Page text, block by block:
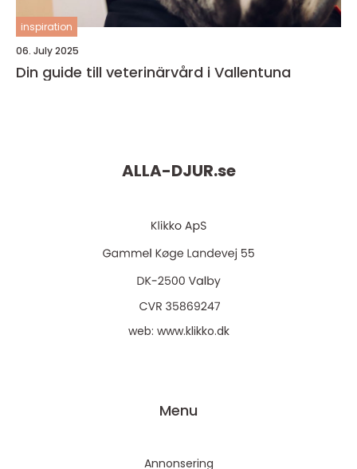
inspiration
06. July 2025
Din guide till veterinärvård i Vallentuna
ALLA-DJUR.se
web: www.klikko.dk
Menu
Annonsering